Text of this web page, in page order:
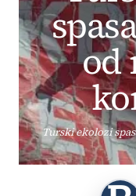
od
Turski ekolozi